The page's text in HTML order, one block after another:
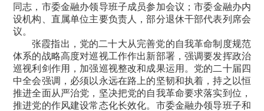
同志，市委金融办领导班子成员参加会议；市委金融办内
设机构、直属单位主要负责人，部分退休干部代表列席会
议。
张霞指出，党的二十大从完善党的自我革命制度规范
体系的战略高度对巡视工作作出新部署，强调要发挥政治
巡视利剑作用，加强巡视整改和成果运用。党的二十届四
中全会强调，必须以永远在路上的坚韧和执着，持之以恒
推进全面从严治党，坚决把党的自我革命要求落实到位，
推进党的作风建设常态化长效化。市委金融办领导班子和